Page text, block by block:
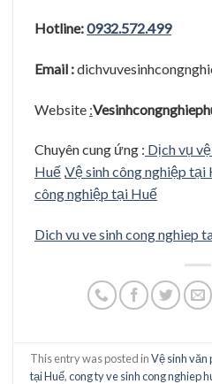
Hotline:0932.572.499
Email :
Website :
Chuyên cung ứng : Dịch vụ
Huế ,Vệ sinh công nghiệp tại
công nghiệp tại Huế
Dich vu ve sinh cong nghiep
This entry was posted inVệ sinh văn
tại Huế,cong ty ve sinh cong nghiep